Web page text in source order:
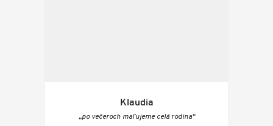
Klaudia
„po večeroch maľujeme celá rodina“